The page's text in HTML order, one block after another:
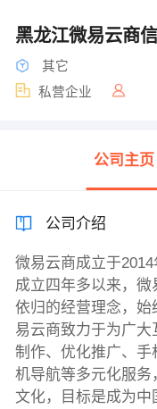
黑龙江微易云商
其它
私营企业
公司主页
公司介绍
微易云商成立于
成立四年多以来，
依归的经营理念，
易云商致力于为广
制作、优化推广、手
机导航等多元化服务
文化，目标是成为